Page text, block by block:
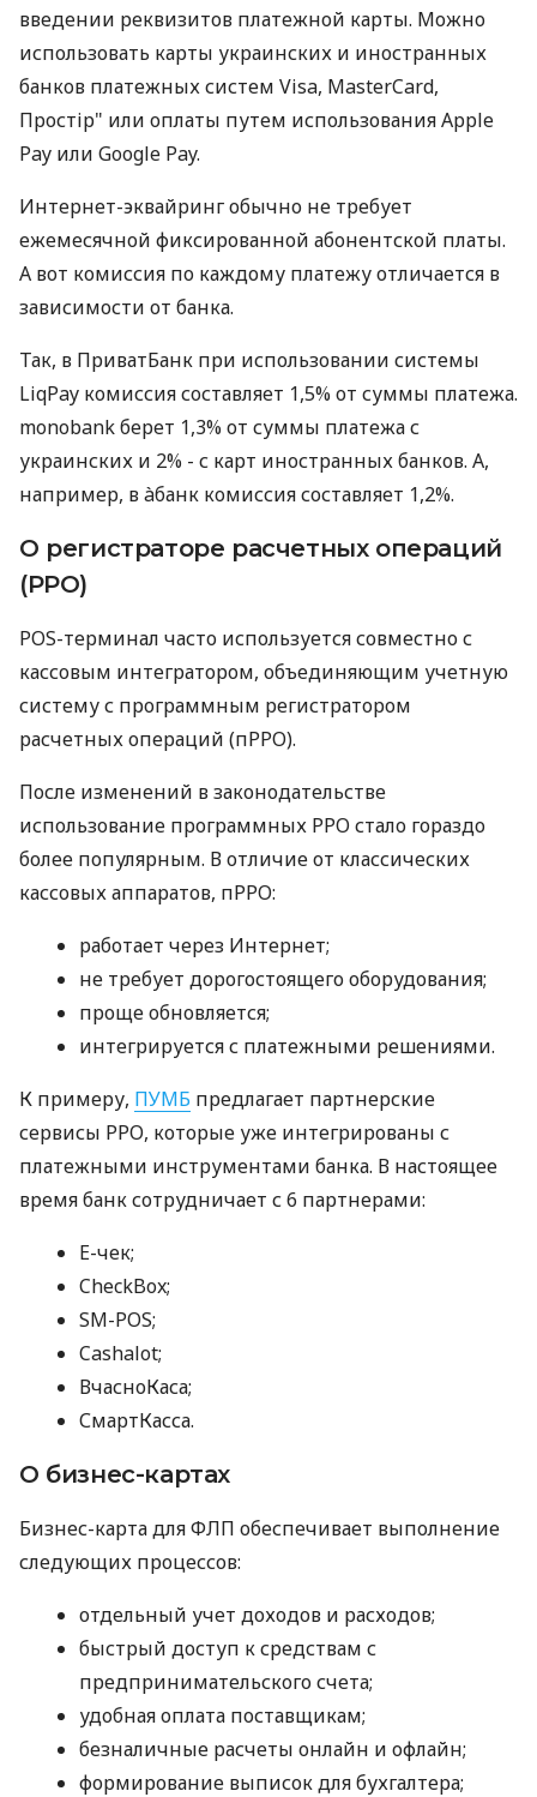
введении реквизитов платежной карты. Можно
использовать карты украинских и иностранных
банков платежных систем Visa, MasterCard,
Простір" или оплаты путем использования Apple
Pay или Google Pay.
Интернет-эквайринг обычно не требует
ежемесячной фиксированной абонентской платы.
А вот комиссия по каждому платежу отличается в
зависимости от банка.
Так, в ПриватБанк при использовании системы
LiqPay комиссия составляет 1,5% от суммы платежа.
monobank берет 1,3% от суммы платежа с
украинских и 2% - с карт иностранных банков. А,
например, в àбанк комиссия составляет 1,2%.
О регистраторе расчетных операций
(РРО)
POS-терминал часто используется совместно с
кассовым интегратором, объединяющим учетную
систему с программным регистратором
расчетных операций (пРРО).
После изменений в законодательстве
использование программных РРО стало гораздо
более популярным. В отличие от классических
кассовых аппаратов, пРРО:
работает через Интернет;
не требует дорогостоящего оборудования;
проще обновляется;
интегрируется с платежными решениями.
К примеру, ПУМБ предлагает партнерские
сервисы РРО, которые уже интегрированы с
платежными инструментами банка. В настоящее
время банк сотрудничает с 6 партнерами:
E-чек;
CheckBox;
SM-POS;
Cashalot;
ВчасноКаса;
СмартКасса.
О бизнес-картах
Бизнес-карта для ФЛП обеспечивает выполнение
следующих процессов:
отдельный учет доходов и расходов;
быстрый доступ к средствам с
предпринимательского счета;
удобная оплата поставщикам;
безналичные расчеты онлайн и офлайн;
формирование выписок для бухгалтера;